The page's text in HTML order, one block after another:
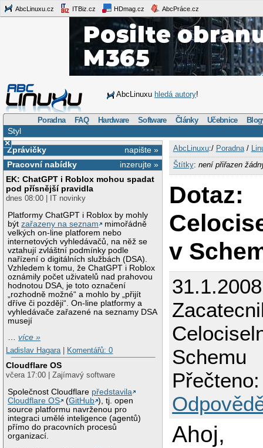
AbcLinuxu.cz ITBiz.cz HDmag.cz AbcPráce.cz
AbcLinuxu hledá autory!
Poradna FAQ Hardware Software Články Učebnice
Styl
×
napište »
Zprávičky
inzerujte »
Pracovní nabídky
EK: ChatGPT i Roblox mohou spadat
pod přísnější pravidla
dnes 08:00 | IT novinky
Platformy ChatGPT i Roblox by mohly
býtzařazeny na seznam
mimořádně
velkých on-line platforem nebo
internetových vyhledávačů, na něž se
vztahují zvláštní podmínky podle
nařízení o digitálních službách (DSA).
Vzhledem k tomu, že ChatGPT i Roblox
oznámily počet uživatelů nad prahovou
hodnotou DSA, je toto označení
„rozhodně možné“ a mohlo by „přijít
dříve či později“. On-line platformy a
vyhledávače zařazené na seznamy DSA
musejí
…více »
Ladislav Hagara
Komentářů: 0
Cloudflare OS
včera 17:00 | Zajímavý software
Společnost Cloudflare představila
Cloudflare OS
(GitHub ), tj. open
source platformu navrženou pro
integraci umělé inteligence (agentů)
přímo do pracovních procesů
organizací.
AbcLinuxu:/ Poradna/
Štítky: není přiřazen
Dotaz:
v
Schemu
Ahoj,